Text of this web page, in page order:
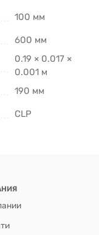
100 мм
600 мм
0.19 × 0.017 ×
0.001 м
190 мм
CLP